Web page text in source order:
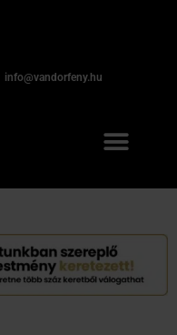
info@vandorfeny.hu